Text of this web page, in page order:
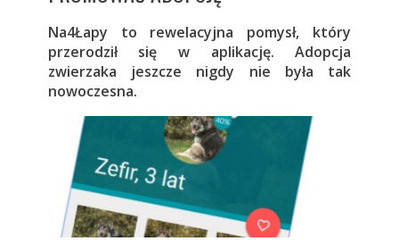
Na4Łapy to rewelacyjna pomysł, który
przerodził się w aplikację. Adopcja
zwierzaka jeszcze nigdy nie była tak
nowoczesna.